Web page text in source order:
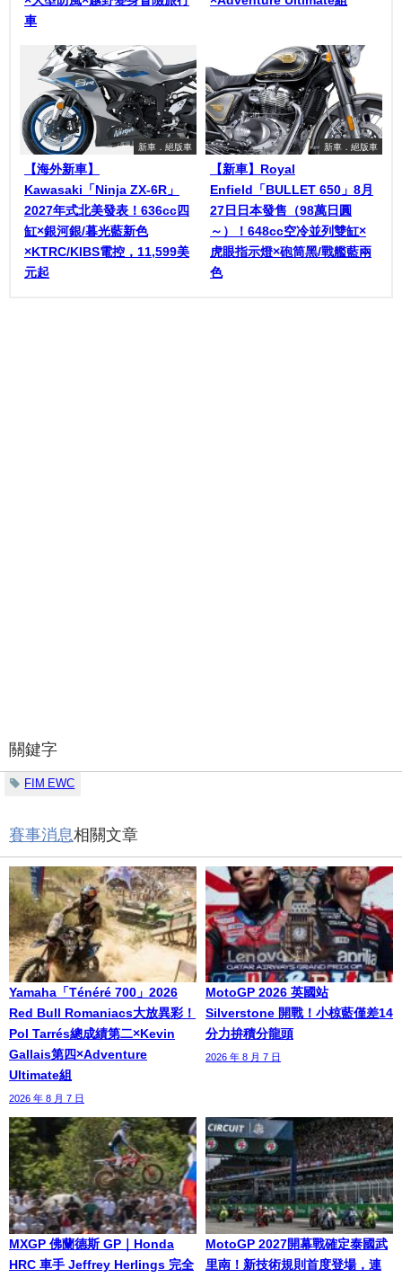
車
新車．絕版車
【海外新車】
Kawasaki「Ninja ZX-6R」
2027年式北美發表！636cc四
缸×銀河銀/暮光藍新色
×KTRC/KIBS電控，11,599美
元起
新車．絕版車
【新車】Royal
Enfield「BULLET 650」8月
27日日本發售（98萬日圓
～）！648cc空冷並列雙缸×
虎眼指示燈×砲筒黑/戰艦藍兩
色
關鍵字
FIM EWC
賽事消息相關文章
Yamaha「Ténéré 700」2026
Red Bull Romaniacs大放異彩！
Pol Tarrés總成績第二×Kevin
Gallais第四×Adventure
Ultimate組
2026 年 8 月 7 日
MotoGP 2026 英國站
Silverstone 開戰！小椋藍僅差14
分力拚積分龍頭
2026 年 8 月 7 日
MXGP 佛蘭德斯 GP｜Honda
HRC 車手 Jeffrey Herlings 完全
MotoGP 2027開幕戰確定泰國武
里南！新技術規則首度登場，連